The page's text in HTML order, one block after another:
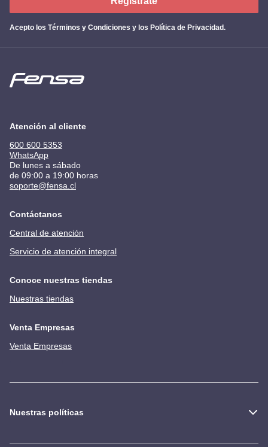
Acepto los Términos y Condiciones y los Política de Privacidad.
Atención al cliente
600 600 5353
WhatsApp
De lunes a sábado
de 09:00 a 19:00 horas
soporte@fensa.cl
Contáctanos
Central de atención
Servicio de atención integral
Conoce nuestras tiendas
Nuestras tiendas
Venta Empresas
Venta Empresas
Nuestras políticas